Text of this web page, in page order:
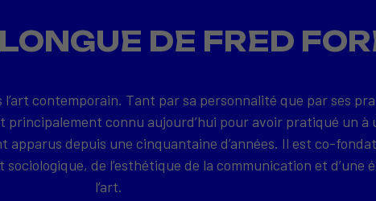
DE FRED
contemporain. Tant par sa personnalité que par ses
connu aujourd’hui pour avoir pratiqué un à
apparus depuis une cinquantaine d’années. Il est co-
de l’esthétique de la communication et d’une
l’art.